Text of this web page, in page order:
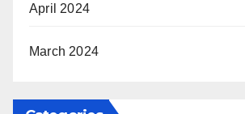
April 2024
March 2024